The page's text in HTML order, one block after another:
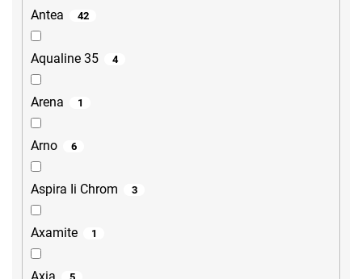
Antea 42
Aqualine 35 4
Arena 1
Arno 6
Aspira Ii Chrom 3
Axamite 1